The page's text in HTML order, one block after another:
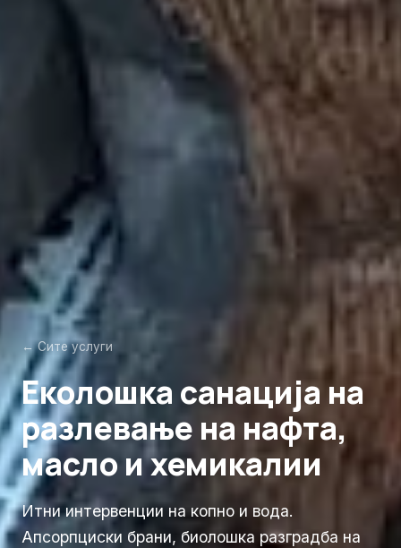
← Сите услуги
Еколошка санација на
разлевање на нафта,
масло и хемикалии
Итни интервенции на копно и вода.
Апсорпциски брани, биолошка разградба на